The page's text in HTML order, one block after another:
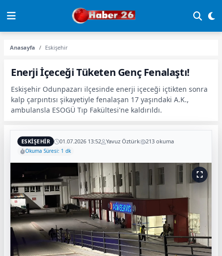
Anasayfa Eskişehir
Enerji İçeceği Tüketen Genç Fenalaştı!
Eskişehir Odunpazarı ilçesinde enerji içeceği içtikten sonra
kalp çarpıntısı şikayetiyle fenalaşan 17 yaşındaki A.K.,
ambulansla ESOGÜ Tıp Fakültesi'ne kaldırıldı.
ESKIŞEHIR 01.07.2026 13:52 Yavuz Öztürk 213 okuma
Okuma Süresi: 1 dk